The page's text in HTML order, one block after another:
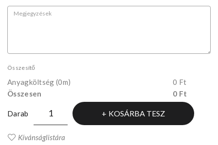
Összesítő
Anyagköltség (0m)
0 Ft
Összesen
0 Ft
Darab KOSÁRBA TESZ
Kívánságlistára